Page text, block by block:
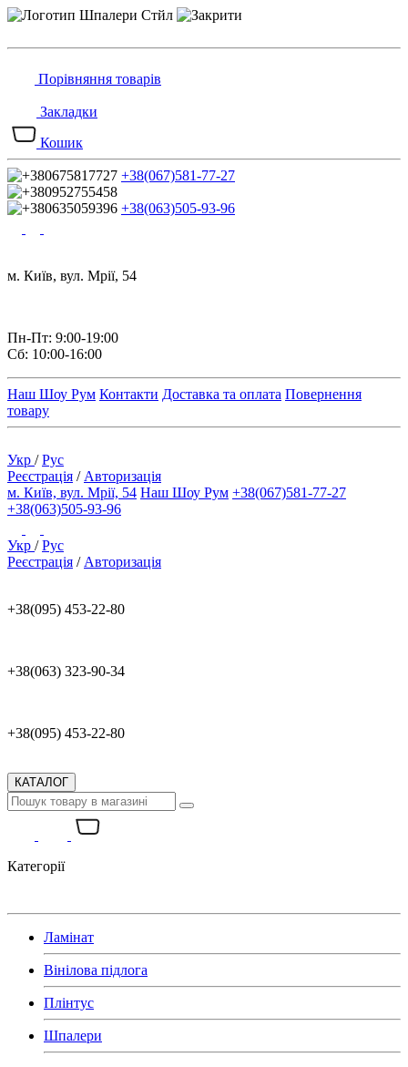
Порівняння товарів
Закладки
Кошик
+38(067)581-77-27
+38(063)505-93-96
м. Київ, вул. Мрії, 54
Пн-Пт: 9:00-19:00
Сб: 10:00-16:00
Наш Шоу Рум Контакти Доставка та оплата Повернення
товару
Укр /Рус
Реєстрація / Авторизація
м. Київ, вул. Мрії, 54 Наш Шоу Рум +38(067)581-77-27
+38(063)505-93-96
Укр /Рус
Реєстрація / Авторизація
+38(095) 453-22-80
+38(063) 323-90-34
+38(095) 453-22-80
КАТАЛОГ
Категорії
Ламінат
Вінілова підлога
Плінтус
Шпалери